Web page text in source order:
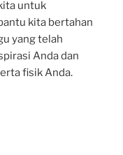
untuk
kita bertahan
yang telah
Anda dan
fisik Anda.